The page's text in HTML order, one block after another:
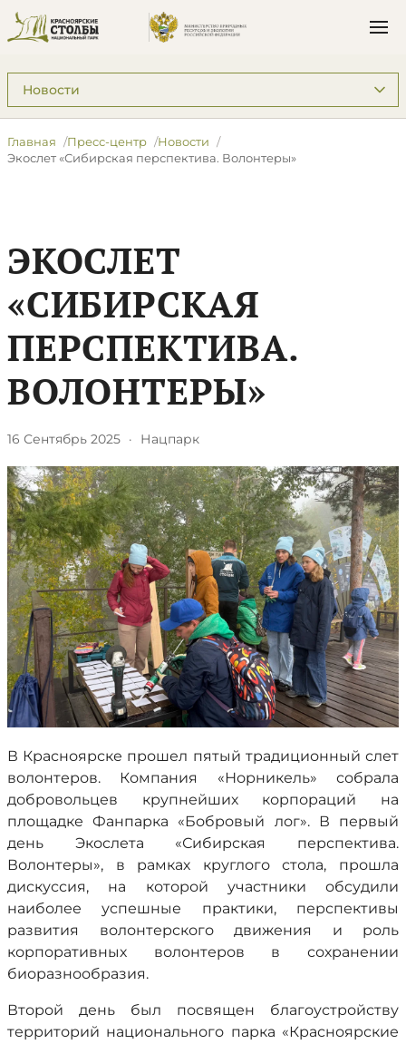
Подразделы: Пресс-центр
Главная Пресс-центр
Новости
​Экослет «Сибирская перспектива. Волонтеры»
​ЭКОСЛЕТ
«СИБИРСКАЯ
ПЕРСПЕКТИВА.
ВОЛОНТЕРЫ»
16 Сентябрь 2025 · Нацпарк
В Красноярске прошел пятый традиционный слет
волонтеров. Компания «Норникель» собрала
добровольцев крупнейших корпораций на
площадке Фанпарка «Бобровый лог». В первый
день Экослета «Сибирская перспектива.
Волонтеры», в рамках круглого стола, прошла
дискуссия, на которой участники обсудили
наиболее успешные практики, перспективы
развития волонтерского движения и роль
корпоративных волонтеров в сохранении
биоразнообразия.
Второй день был посвящен благоустройству
территорий национального парка «Красноярские